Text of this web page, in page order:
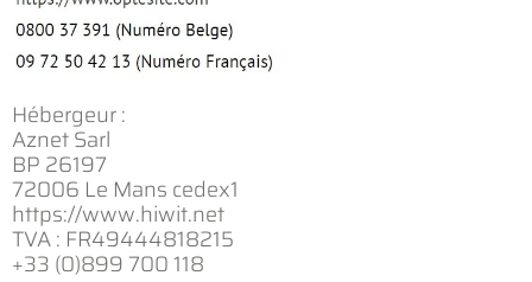
Hébergeur :
Aznet Sarl
BP 26197
72006 Le Mans cedex1
https://www.hiwit.net
TVA : FR49444818215
+33 (0)899 700 118